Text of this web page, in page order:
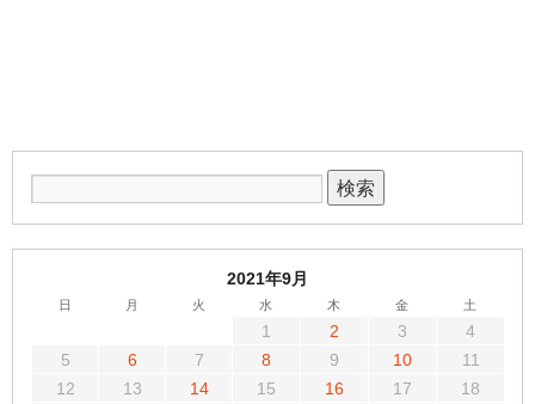
2021年9月
日 月 火 水 木 金 土
1 2 3
4
5
6 7 8 9 10
11
12
13 14 15 16 17
18